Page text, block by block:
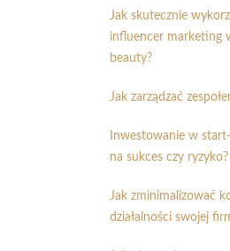
Jak skutecznie
influencer marketing
beauty?
Jak zarządzać
Inwestowanie w
na sukces czy ryzyko?
Jak zminimalizować
działalności swojej